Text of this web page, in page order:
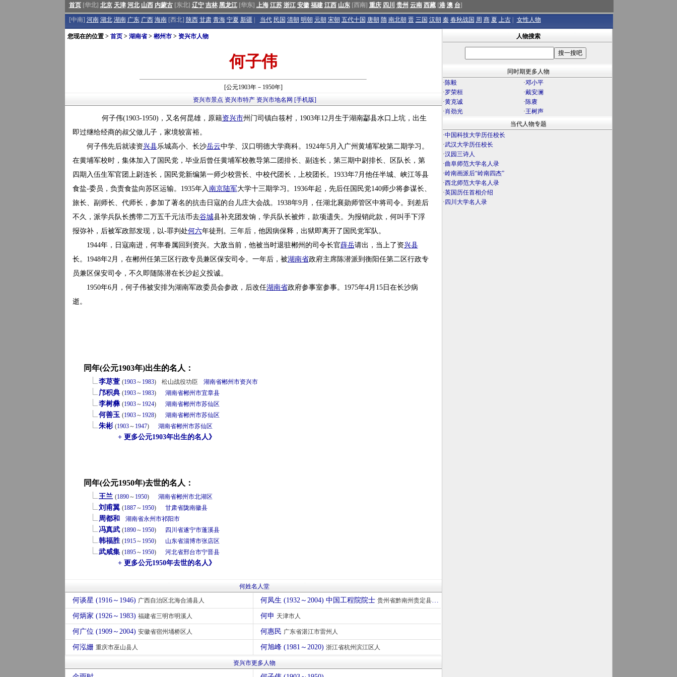
首页[华北] 北京 天津 河北 山西 内蒙古[东北] 辽宁 吉林 黑龙江[华东] 上海 江苏 浙江 安徽 福建 江西 山东[西南] 重庆 四川 贵州 云南 西藏[港 澳 台]
[中南] 河南 湖北 湖南 广东 广西 海南[西北] 陕西 甘肃 青海 宁夏 新疆 当代 民国 清朝 明朝 元朝 宋朝 五代十国 唐朝 隋 南北朝 晋 三国 汉朝 秦 春秋战国 周 商 夏 上古 女性人物
您现在的位置 > 首页> 湖南省> 郴州市> 资兴市人物
何子伟
[公元1903年－1950年]
资兴市景点 资兴市特产 资兴市地名网 [手机版]
何子伟(1903-1950)，又名何昆雄，原籍资兴市州门司镇白筱村，1903年12月生于湖南酃县水口上坑，出生
即过继给经商的叔父做儿子，家境较富裕。
何子伟先后就读资兴县乐城高小、长沙岳云中学、汉口明德大学商科。1924年5月入广州黄埔军校第二期学习。
在黄埔军校时，集体加入了国民党，毕业后曾任黄埔军校教导第二团排长、副连长，第三期中尉排长、区队长，第
四期入伍生军官团上尉连长，国民党新编第一师少校营长、中校代团长，上校团长。1933年7月他任半城、峡江等县
食盐-委员，负责食盐向苏区运输。1935年入南京陆军大学十三期学习。1936年起，先后任国民党140师少将参谋长、
旅长、副师长、代师长，参加了著名的抗击日寇的台儿庄大会战。1938年9月，任湖北襄勋师管区中将司令。到差后
不久，派学兵队长携带二万五千元法币去谷城县补充团发饷，学兵队长被炸，款项遗失。为报销此款，何叫手下浮
报弥补，后被军政部发现，以-罪判处何六年徒刑。三年后，他因病保释，出狱即离开了国民党军队。
1944年，日寇南进，何率眷属回到资兴。大敌当前，他被当时退驻郴州的司令长官薛岳请出，当上了资兴县
长。1948年2月，在郴州任第三区行政专员兼区保安司令。一年后，被湖南省政府主席陈潜派到衡阳任第二区行政专
员兼区保安司令，不久即随陈潜在长沙起义投诚。
1950年6月，何子伟被安排为湖南军政委员会参政，后改任湖南省政府参事室参事。1975年4月15日在长沙病
逝。
同年(公元1903年)出生的名人：
李荩萱 (1903～ 1983) 松山战役功臣 湖南省郴州市资兴市
邝积典 (1903～ 1983) 湖南省郴州市宜章县
李树彝 (1903～ 1924) 湖南省郴州市苏仙区
何善玉 (1903～ 1928) 湖南省郴州市苏仙区
朱彬 (1903～ 1947) 湖南省郴州市苏仙区
+ 更多公元1903年出生的名人》
同年(公元1950年)去世的名人：
王兰 (1890～ 1950) 湖南省郴州市北湖区
刘甫翼 (1887～ 1950) 甘肃省陇南徽县
周都和 湖南省永州市祁阳市
冯真武 (1890～ 1950) 四川省遂宁市蓬溪县
韩福胜 (1915～ 1950) 山东省淄博市张店区
武咸集 (1895～ 1950) 河北省邢台市宁晋县
+ 更多公元1950年去世的名人》
何姓名人堂
何谈星 (1916～1946) 广西自治区北海合浦县人 何凤生 (1932～2004) 中国工程院院士 贵州省黔南州贵定县人
何炳家 (1926～1983) 福建省三明市明溪人 何申 天津市人
何广位 (1909～2004) 安徽省宿州埇桥区人 何惠民 广东省湛江市雷州人
何泓姗 重庆市巫山县人 何旭峰 (1981～2020) 浙江省杭州滨江区人
资兴市更多人物
人物搜索
同时期更多人物
·陈毅 ·邓小平
·罗荣桓 ·戴安澜
·黄克诚 ·陈赓
·肖劲光 ·王树声
当代人物专题
·中国科技大学历任校长
·武汉大学历任校长
·汉园三诗人
·曲阜师范大学名人录
·岭南画派后“岭南四杰”
·西北师范大学名人录
·英国历任首相介绍
· 四川大学名人录